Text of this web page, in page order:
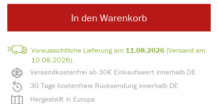
Versandkostenfrei ab 30€ Einkaufswert innerhalb DE
30 Tage kostenfreie Rücksendung innerhalb DE
Hergestellt in Europa
Voraussichtliche Lieferung am 11.08.2026(Versand am
10.08.2026).
In den Warenkorb